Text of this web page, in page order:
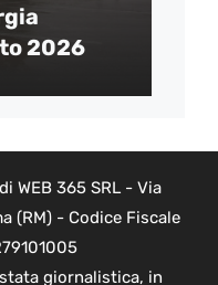
2026
WEB 365 SRL - Via
(RM) - Codice Fiscale
giornalistica, in